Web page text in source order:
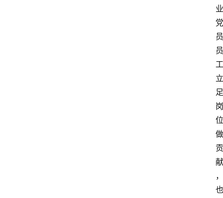
业
党
员
员
工
立
足
岗
位
做
贡
献
，
也